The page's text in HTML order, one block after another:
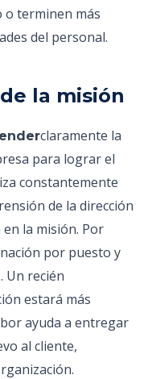
o terminen más
del personal.
la misión
claramente la
para lograr el
constantemente
de la dirección
la misión. Por
por puesto y
Un recién
estará más
ayuda a entregar
al cliente,